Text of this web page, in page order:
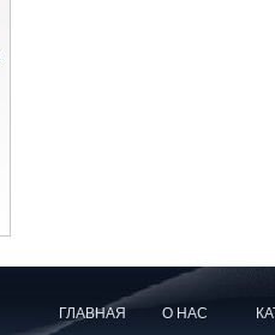
ГЛАВНАЯ О НАС